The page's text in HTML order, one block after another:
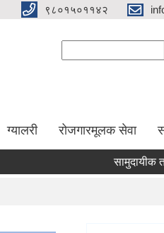
९८०१५०११४२
ग्यालरी रोजगारमूलक सेवा
सामुदायीक